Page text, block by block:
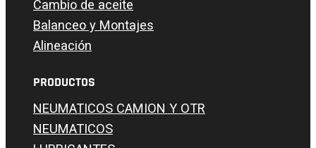
Cambio de aceite
Balanceo y Montajes
Alineación
PRODUCTOS
NEUMATICOS CAMION Y OTR
NEUMATICOS